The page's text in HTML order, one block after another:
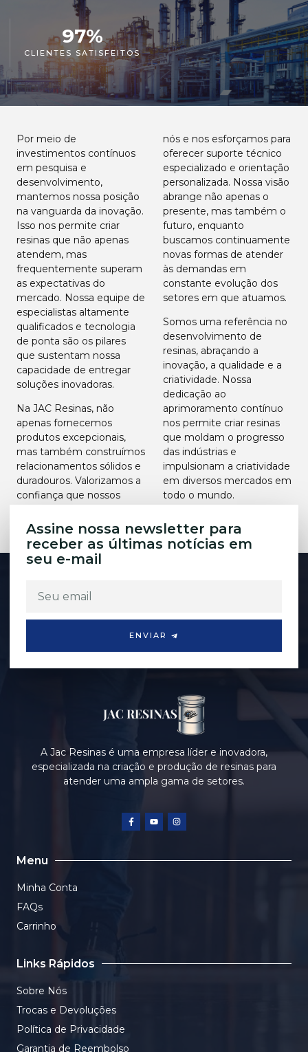
CLIENTES SATISFEITOS
97%
Por meio de
investimentos contínuos
em pesquisa e
desenvolvimento,
mantemos nossa posição
na vanguarda da inovação.
Isso nos permite criar
resinas que não apenas
atendem, mas
frequentemente superam
as expectativas do
mercado. Nossa equipe de
especialistas altamente
qualificados e tecnologia
de ponta são os pilares
que sustentam nossa
capacidade de entregar
soluções inovadoras.
Na JAC Resinas, não
apenas fornecemos
produtos excepcionais,
mas também construímos
relacionamentos sólidos e
duradouros. Valorizamos a
confiança que nossos
nós e nos esforçamos para
oferecer suporte técnico
especializado e orientação
personalizada. Nossa visão
abrange não apenas o
presente, mas também o
futuro, enquanto
buscamos continuamente
novas formas de atender
às demandas em
constante evolução dos
setores em que atuamos.
Somos uma referência no
desenvolvimento de
resinas, abraçando a
inovação, a qualidade e a
criatividade. Nossa
dedicação ao
aprimoramento contínuo
nos permite criar resinas
que moldam o progresso
das indústrias e
impulsionam a criatividade
em diversos mercados em
todo o mundo.
Assine nossa newsletter para
receber as últimas notícias em
seu e-mail
ENVIAR
A Jac Resinas é uma empresa líder e inovadora,
especializada na criação e produção de resinas para
atender uma ampla gama de setores.
Menu
Minha Conta
FAQs
Carrinho
Links Rápidos
Sobre Nós
Trocas e Devoluções
Política de Privacidade
Garantia de Reembolso